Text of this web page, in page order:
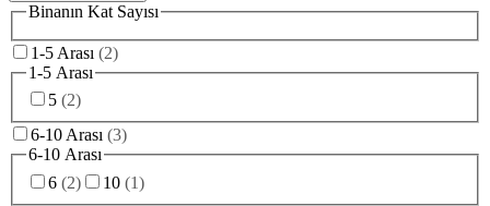
Binanın Kat Sayısı
1-5 Arası (2)
1-5 Arası
5 (2)
6-10 Arası (3)
6-10 Arası
6 (2) 10 (1)